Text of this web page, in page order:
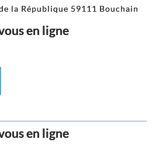
la République 59111 Bouchain
en ligne
en ligne